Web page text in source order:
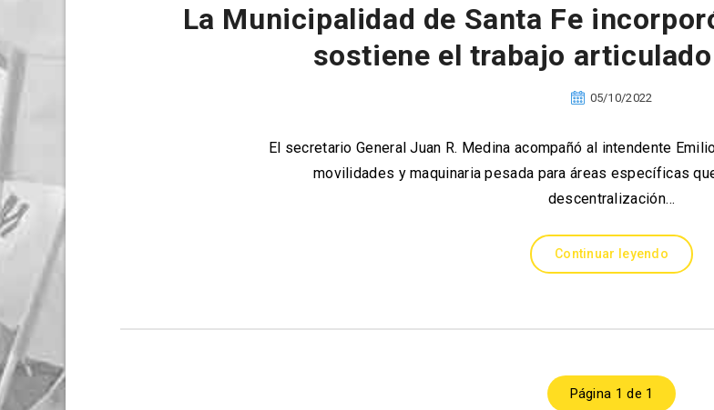
La Municipalidad de Santa Fe
sostiene el trabajo articulado
05/10/2022
El secretario General Juan R. Medina acompañó al intendente
movilidades y maquinaria pesada para áreas específicas
descentralización…
Continuar leyendo
Página 1 de 1